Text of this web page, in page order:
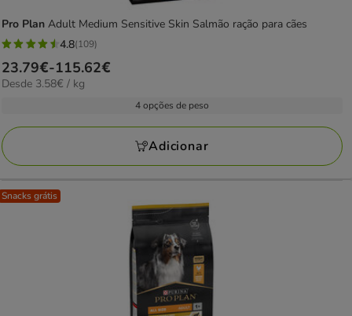
Pro Plan Adult Medium Sensitive Skin Salmão ração para cães
4.8
estrelas
com
avaliações
4.8(109)
Preço
de
115.62€
23.79€-115.62€
3.58€
Desde 3.58€ / kg
4 opções de peso
Adicionar
Snacks grátis